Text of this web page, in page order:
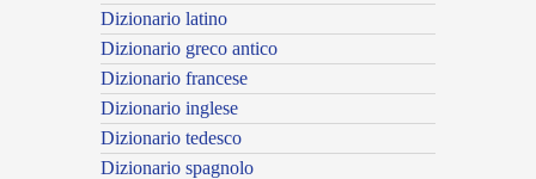
Dizionario latino
Dizionario greco antico
Dizionario francese
Dizionario inglese
Dizionario tedesco
Dizionario spagnolo